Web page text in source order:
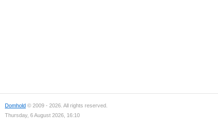
Domhold © 2009 - 2026. All rights reserved.
Thursday, 6 August 2026, 16:10